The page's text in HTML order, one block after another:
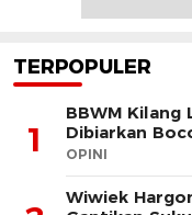
TERPOPULER
1
BBWM Kilang
Dibiarkan
OPINI
Wiwiek